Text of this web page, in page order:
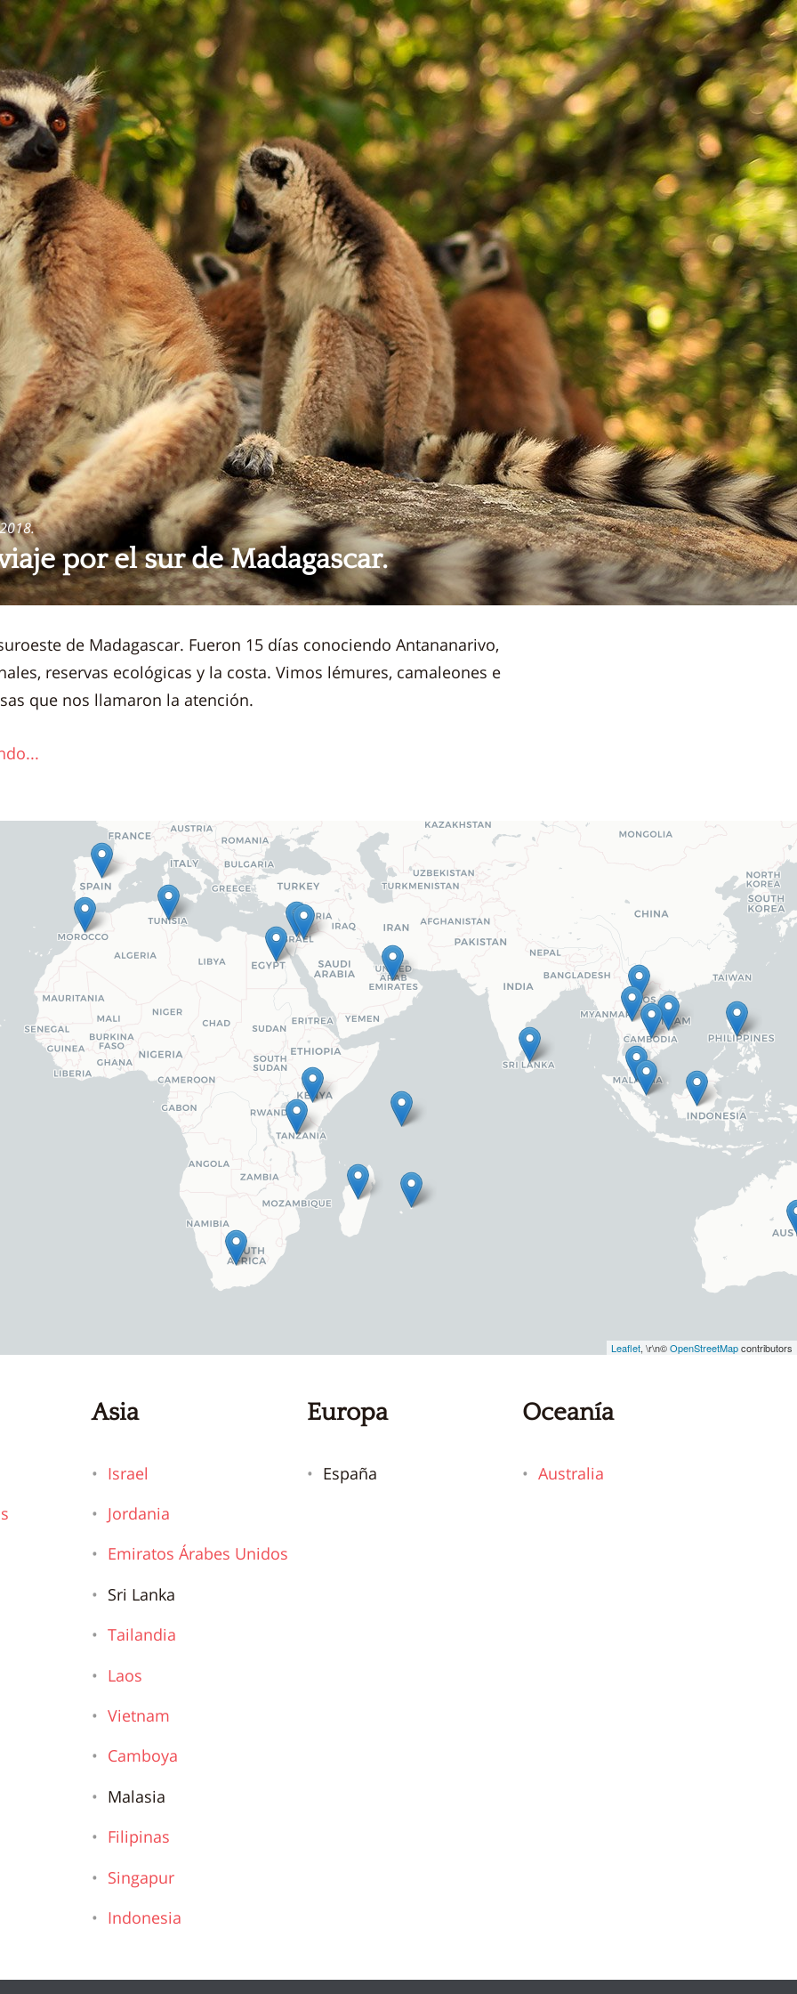
por el sur de Madagascar.
de Madagascar. Fueron 15 días conociendo Antananarivo,
reservas ecológicas y la costa. Vimos lémures, camaleones e
que nos llamaron la atención.
Leaflet, \r\n©OpenStreetMapcontributors
Asia
Israel
Jordania
Emiratos Árabes Unidos
Sri Lanka
Tailandia
Laos
Vietnam
Camboya
Malasia
Filipinas
Singapur
Indonesia
Europa
España
Oceanía
Australia